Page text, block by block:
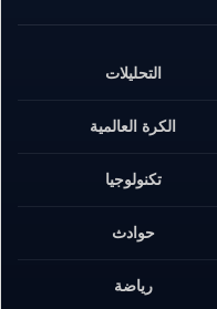
التحليلات
الكرة العالمية
تكنولوجيا
حوادث
رياضة